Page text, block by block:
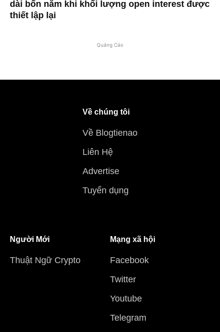
dài bốn năm khi khối lượng open interest được
thiết lập lại
Quảng Cáo
Về chúng tôi
Về Blogtienao
Liên Hệ
Advertise
Tuyển dụng
Người Mới
Thuật Ngữ Crypto
Mạng xã hội
Facebook
Twitter
Youtube
Telegram